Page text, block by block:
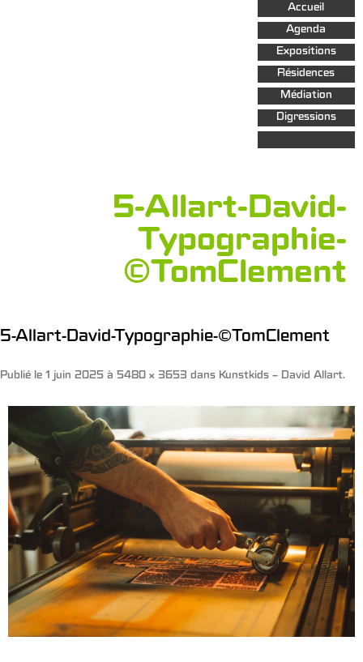
Aller au
contenu
principal
Accueil
Agenda
Expositions
Résidences
Médiation
Digressions
5-Allart-David-
Typographie-
©TomClement
5-Allart-David-Typographie-©TomClement
Publié le 1 juin 2025 à 5480 × 3653 dans Kunstkids – David Allart.